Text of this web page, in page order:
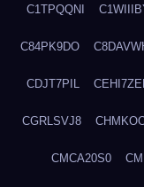
C1TPQQNI
C84PK9DO
CDJT7PIL
CGRLSVJ8
CMCA20S0